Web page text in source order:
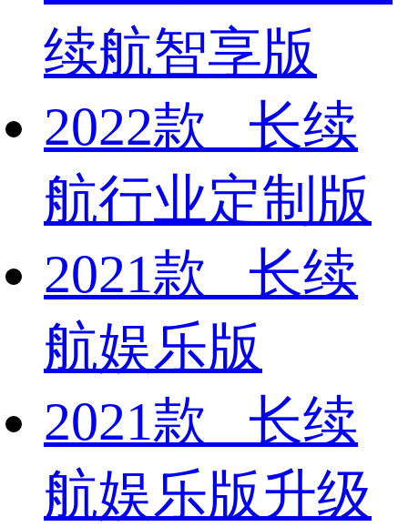
续航智享版
2022款 长续
航行业定制版
2021款 长续
航娱乐版
2021款 长续
航娱乐版升级